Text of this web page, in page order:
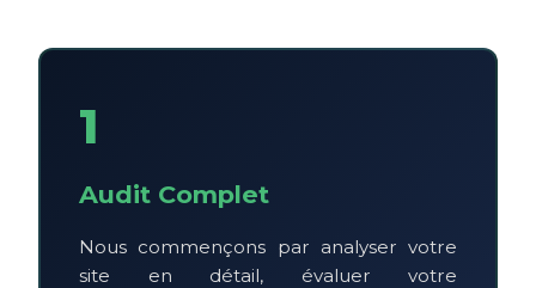
1
Audit Complet
Nous commençons par analyser votre
site en détail, évaluer votre